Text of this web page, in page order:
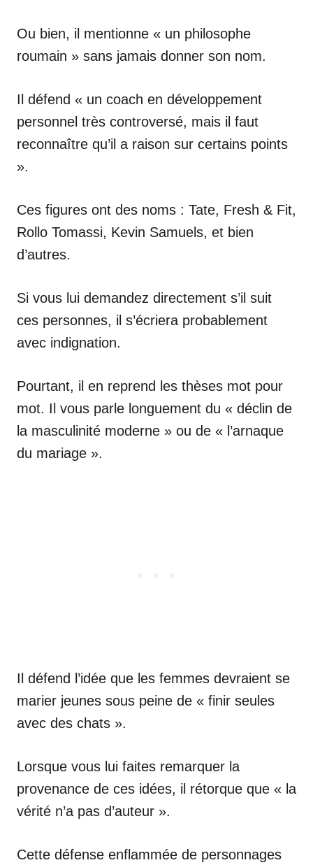
Ou bien, il mentionne « un philosophe
roumain » sans jamais donner son nom.
Il défend « un coach en développement
personnel très controversé, mais il faut
reconnaître qu’il a raison sur certains points
».
Ces figures ont des noms : Tate, Fresh & Fit,
Rollo Tomassi, Kevin Samuels, et bien
d’autres.
Si vous lui demandez directement s’il suit
ces personnes, il s’écriera probablement
avec indignation.
Pourtant, il en reprend les thèses mot pour
mot. Il vous parle longuement du « déclin de
la masculinité moderne » ou de « l’arnaque
du mariage ».
Il défend l’idée que les femmes devraient se
marier jeunes sous peine de « finir seules
avec des chats ».
Lorsque vous lui faites remarquer la
provenance de ces idées, il rétorque que « la
vérité n’a pas d’auteur ».
Cette défense enflammée de personnages